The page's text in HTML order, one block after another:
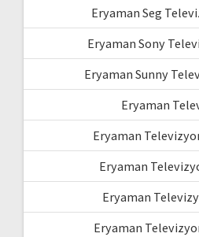
Eryaman Seg
Eryaman Sony
Eryaman Sunny
Eryaman
Eryaman
Eryaman
Eryaman
Eryaman